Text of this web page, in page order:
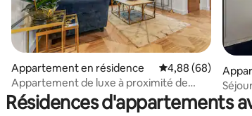
sur la base de 81 commentaires : 4,89 sur
Appartement en résidence Évaluation
4,88 (68)
Appartement de luxe à proximité de
Deansgate, Manchester
de
Résidences d'appartements